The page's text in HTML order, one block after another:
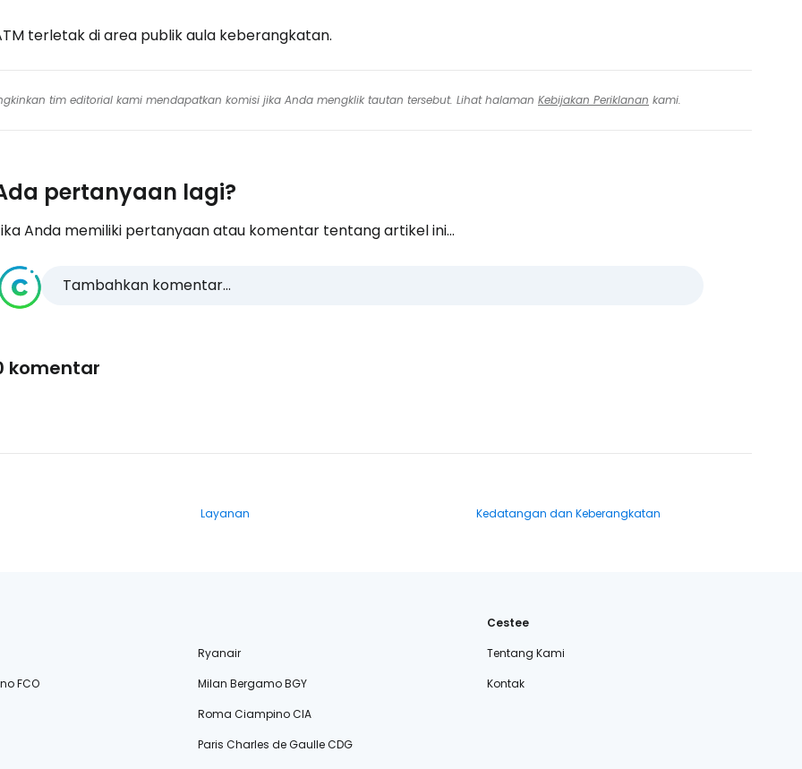
terletak di area publik aula keberangkatan.
tim editorial kami mendapatkan komisi jika Anda mengklik tautan tersebut. Lihat halaman Kebijakan Periklanan kami.
pertanyaan lagi?
Anda memiliki pertanyaan atau komentar tentang artikel ini...
Tambahkan komentar...
komentar
Layanan Kedatangan dan Keberangkatan
Ryanair
FCO
Milan Bergamo BGY
Roma Ciampino CIA
Paris Charles de Gaulle CDG
Cestee
Tentang Kami
Kontak